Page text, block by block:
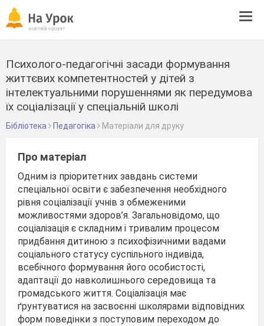
Психолого-педагогічні засади формування
життєвих компетентностей у дітей з
інтелектуальними порушеннями як передумова
їх соціалізації у спеціальній школі
Бібліотека Педагогіка Матеріали для друку
Про матеріал
Одним із пріоритетних завдань системи
спеціальної освіти є забезпечення необхідного
рівня соціалізації учнів з обмеженими
можливостями здоров’я. Загальновідомо, що
соціалізація є складним і тривалим процесом
придбання дитиною з психофізичними вадами
соціального статусу суспільного індивіда,
всебічного формування його особистості,
адаптації до навколишнього середовища та
громадського життя. Соціалізація має
ґрунтуватися на засвоєнні школярами відповідних
форм поведінки з поступовим переходом до